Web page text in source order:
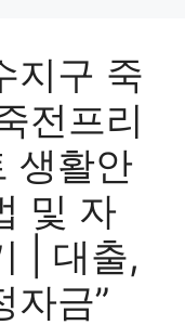
지구 죽
전프리
생활안
및 자
| 대출,
자금”